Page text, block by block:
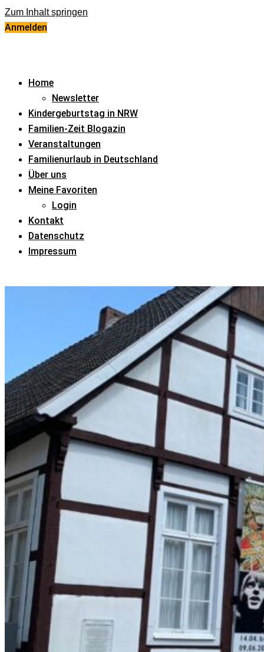
Zum Inhalt springen
Anmelden
Home
Newsletter
Kindergeburtstag in NRW
Familien-Zeit Blogazin
Veranstaltungen
Familienurlaub in Deutschland
Über uns
Meine Favoriten
Login
Kontakt
Datenschutz
Impressum